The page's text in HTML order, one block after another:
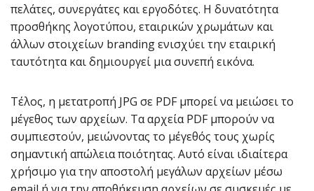
πελάτες, συνεργάτες και εργοδότες. Η δυνατότητα
προσθήκης λογοτύπου, εταιρικών χρωμάτων και
άλλων στοιχείων branding ενισχύει την εταιρική
ταυτότητα και δημιουργεί μια συνεπή εικόνα.
Τέλος, η μετατροπή JPG σε PDF μπορεί να μειώσει το
μέγεθος των αρχείων. Τα αρχεία PDF μπορούν να
συμπιεστούν, μειώνοντας το μέγεθός τους χωρίς
σημαντική απώλεια ποιότητας. Αυτό είναι ιδιαίτερα
χρήσιμο για την αποστολή μεγάλων αρχείων μέσω